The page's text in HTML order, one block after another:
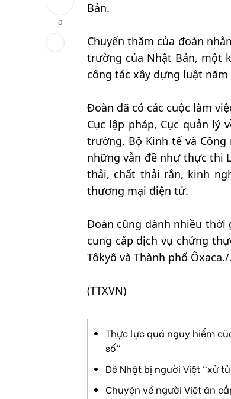
0
Bản.
Chuyến thăm của đoàn
trường của Nhật Bản, một
công tác xây dựng luật năm
Đoàn đã có các cuộc làm
Cục lập pháp, Cục quản
trường, Bộ Kinh tế và
những vẫn đề như thực thi
thải, chất thải rắn, kinh
thương mại điện tử.
Đoàn cũng dành nhiều thời
cung cấp dịch vụ chứng
Tôkyô và Thành phố Ôxaca./.
(TTXVN)
Thực lực quá nguy hiểm
số"
Dê Nhật bị người Việt "xử
Chuyện về người Việt ăn